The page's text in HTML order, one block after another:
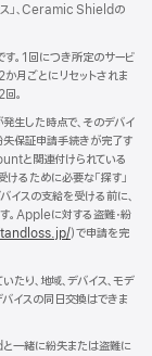
」、Ceramic Shieldの
。1回につき所定のサービ
月ごとにリセットされま
。
生した時点で、そのデバイ
失保証申請手続きが完了す
と関連付けられている
けるために必要な「探す」
イスの支給を受ける前に、
。Appleに対する盗難・紛
）で申請を完
り、地域、デバイス、モデ
バイスの同日交換はできま
一緒に紛失または盗難に